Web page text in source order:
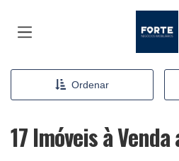
Ordenar
17 Imóveis à